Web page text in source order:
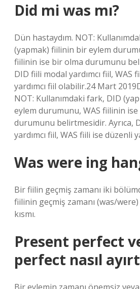
Did mi was mı?
Dün hastaydım. NOT:
(yapmak) fiilinin bir eylem
fiilinin ise bir olma durumunu
DID fiili modal yardımcı fiil, WAS
yardımcı fiil olabilir.24 Mart
NOT: Kullanımdaki fark, DID
eylem durumunu, WAS fiilinin
durumunu belirtmesidir. Ayrıca,
yardımcı fiil, WAS fiili ise düzenli
Was were ing
Bir fiilin geçmiş zamanı iki
fiilinin geçmiş zamanı (was/
kısmı.
Present perfect
perfect nasıl